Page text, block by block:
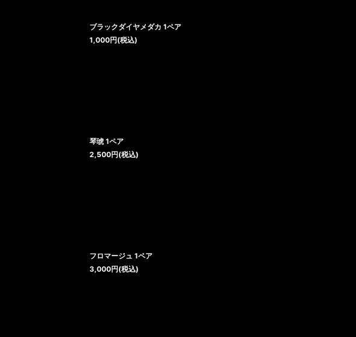
ブラックダイヤメダカ 1ペア
1,000円(税込)
琴琥 1ペア
2,500円(税込)
フロマージュ 1ペア
3,000円(税込)